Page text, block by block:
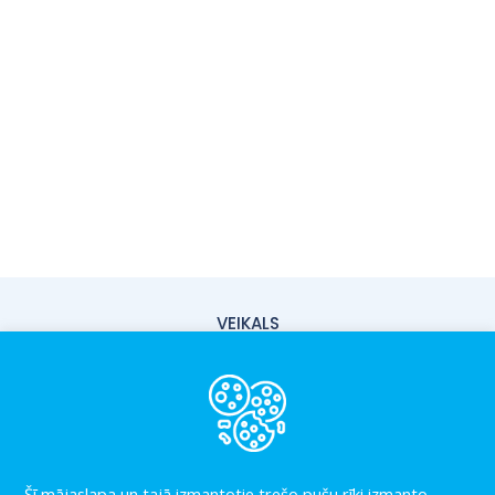
VEIKALS
PAR MUMS
KONTAKTI